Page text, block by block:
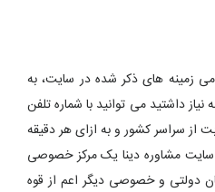
زمینه های ذکر شده در سایت، به
داشتید می توانید با شماره تلفن
ثابت از سراسر کشور و به ازای هر دقیقه
سایت مشاوره دینا یک مرکز خصوصی
دولتی و خصوصی دیگر اعم از قوه